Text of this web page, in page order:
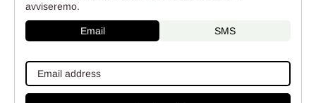
avviseremo.
Email SMS